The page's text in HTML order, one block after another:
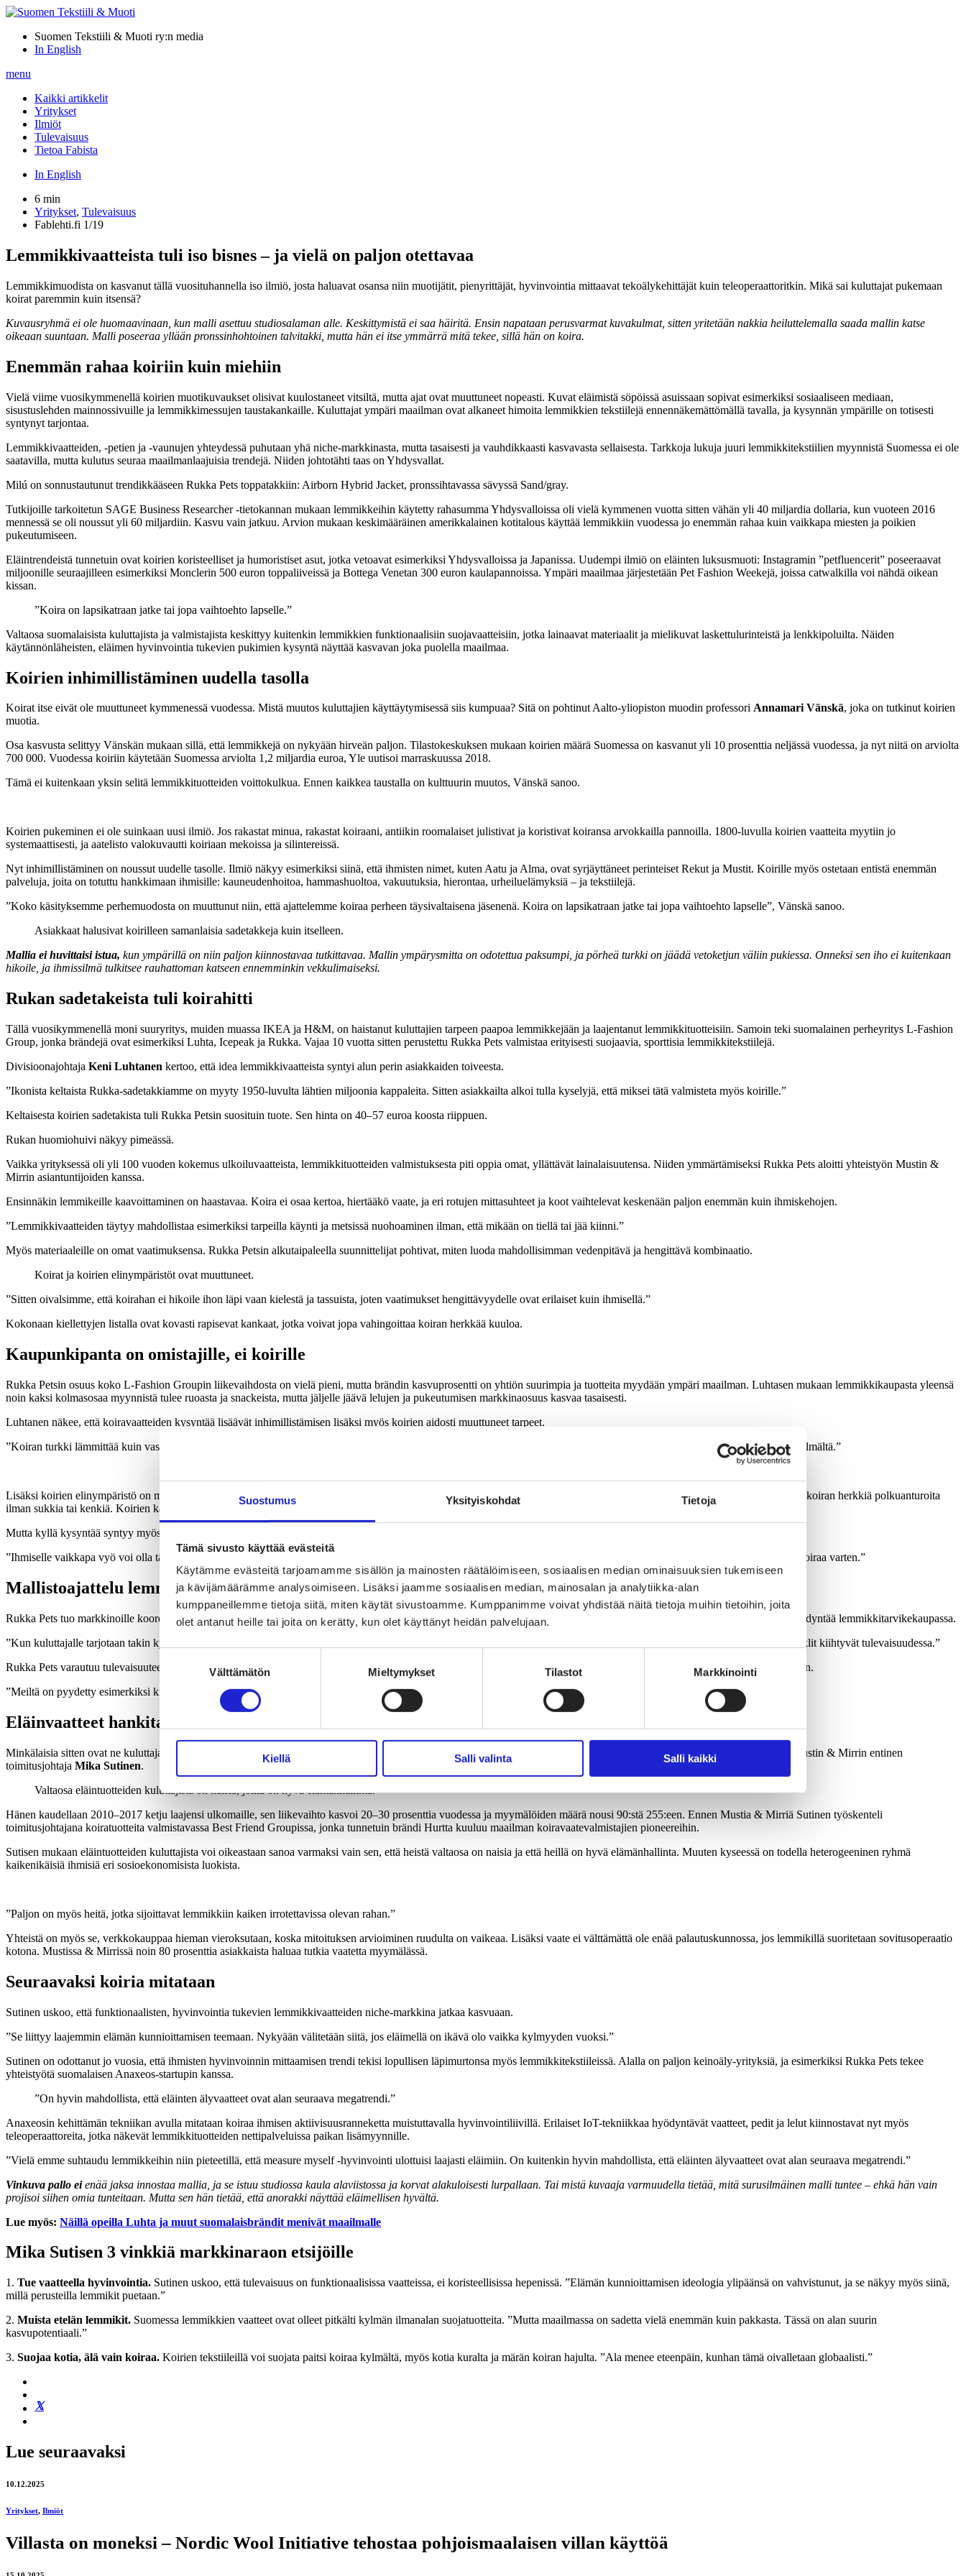
Suostumus Yksityiskohdat Tietoja
Tämä sivusto käyttää evästeitä
Käytämme evästeitä tarjoamamme sisällön ja mainosten räätälöimiseen, sosiaalisen median ominaisuuksien tukemiseen
ja kävijämäärämme analysoimiseen. Lisäksi jaamme sosiaalisen median, mainosalan ja analytiikka-alan
kumppaneillemme tietoja siitä, miten käytät sivustoamme. Kumppanimme voivat yhdistää näitä tietoja muihin tietoihin, joita
olet antanut heille tai joita on kerätty, kun olet käyttänyt heidän palvelujaan.
valinta
Välttämätön Mieltymykset Tilastot Markkinointi
Kiellä Salli valinta Salli kaikki
Suomen Tekstiili & Muoti ry:n media
In English
menu
Kaikki artikkelit
Yritykset
Ilmiöt
Tulevaisuus
Tietoa Fabista
In English
6 min
Yritykset, Tulevaisuus
Fablehti.fi 1/19
Lemmikkivaatteista tuli iso bisnes – ja vielä on paljon otettavaa
Lemmikkimuodista on kasvanut tällä vuosituhannella iso ilmiö, josta haluavat osansa niin muotijätit, pienyrittäjät, hyvinvointia mittaavat tekoälykehittäjät kuin teleoperaattoritkin. Mikä sai kuluttajat pukemaan
koirat paremmin kuin itsensä?
Kuvausryhmä ei ole huomaavinaan, kun malli asettuu studiosalaman alle. Keskittymistä ei saa häiritä. Ensin napataan perusvarmat kuvakulmat, sitten yritetään nakkia heiluttelemalla saada mallin katse
oikeaan suuntaan. Malli poseeraa yllään pronssinhohtoinen talvitakki, mutta hän ei itse ymmärrä mitä tekee, sillä hän on koira.
Enemmän rahaa koiriin kuin miehiin
Vielä viime vuosikymmenellä koirien muotikuvaukset olisivat kuulostaneet vitsiltä, mutta ajat ovat muuttuneet nopeasti. Kuvat eläimistä söpöissä asuissaan sopivat esimerkiksi sosiaaliseen mediaan,
sisustuslehden mainnossivuille ja lemmikkimessujen taustakankaille. Kuluttajat ympäri maailman ovat alkaneet himoita lemmikkien tekstiilejä ennennäkemättömällä tavalla, ja kysynnän ympärille on totisesti
syntynyt tarjontaa.
Lemmikkivaatteiden, -petien ja -vaunujen yhteydessä puhutaan yhä niche-markkinasta, mutta tasaisesti ja vauhdikkaasti kasvavasta sellaisesta. Tarkkoja lukuja juuri lemmikkitekstiilien myynnistä Suomessa ei ole
saatavilla, mutta kulutus seuraa maailmanlaajuisia trendejä. Niiden johtotähti taas on Yhdysvallat.
Milú on sonnustautunut trendikkääseen Rukka Pets toppatakkiin: Airborn Hybrid Jacket, pronssihtavassa sävyssä Sand/gray.
Tutkijoille tarkoitetun SAGE Business Researcher -tietokannan mukaan lemmikkeihin käytetty rahasumma Yhdysvalloissa oli vielä kymmenen vuotta sitten vähän yli 40 miljardia dollaria, kun vuoteen 2016
mennessä se oli noussut yli 60 miljardiin. Kasvu vain jatkuu. Arvion mukaan keskimääräinen amerikkalainen kotitalous käyttää lemmikkiin vuodessa jo enemmän rahaa kuin vaikkapa miesten ja poikien
pukeutumiseen.
Eläintrendeistä tunnetuin ovat koirien koristeelliset ja humoristiset asut, jotka vetoavat esimerkiksi Yhdysvalloissa ja Japanissa. Uudempi ilmiö on eläinten luksusmuoti: Instagramin ”petfluencerit” poseeraavat
miljoonille seuraajilleen esimerkiksi Monclerin 500 euron toppaliiveissä ja Bottega Venetan 300 euron kaulapannoissa. Ympäri maailmaa järjestetään Pet Fashion Weekejä, joissa catwalkilla voi nähdä oikean
kissan.
”Koira on lapsikatraan jatke tai jopa vaihtoehto lapselle.”
Valtaosa suomalaisista kuluttajista ja valmistajista keskittyy kuitenkin lemmikkien funktionaalisiin suojavaatteisiin, jotka lainaavat materiaalit ja mielikuvat laskettulurinteistä ja lenkkipoluilta. Näiden
käytännönläheisten, eläimen hyvinvointia tukevien pukimien kysyntä näyttää kasvavan joka puolella maailmaa.
Koirien inhimillistäminen uudella tasolla
Koirat itse eivät ole muuttuneet kymmenessä vuodessa. Mistä muutos kuluttajien käyttäytymisessä siis kumpuaa? Sitä on pohtinut Aalto-yliopiston muodin professori Annamari Vänskä, joka on tutkinut koirien
muotia.
Osa kasvusta selittyy Vänskän mukaan sillä, että lemmikkejä on nykyään hirveän paljon. Tilastokeskuksen mukaan koirien määrä Suomessa on kasvanut yli 10 prosenttia neljässä vuodessa, ja nyt niitä on arviolta
700 000. Vuodessa koiriin käytetään Suomessa arviolta 1,2 miljardia euroa, Yle uutisoi marraskuussa 2018.
Tämä ei kuitenkaan yksin selitä lemmikkituotteiden voittokulkua. Ennen kaikkea taustalla on kulttuurin muutos, Vänskä sanoo.
Koirien pukeminen ei ole suinkaan uusi ilmiö. Jos rakastat minua, rakastat koiraani, antiikin roomalaiset julistivat ja koristivat koiransa arvokkailla pannoilla. 1800-luvulla koirien vaatteita myytiin jo
systemaattisesti, ja aatelisto valokuvautti koiriaan mekoissa ja silintereissä.
Nyt inhimillistäminen on noussut uudelle tasolle. Ilmiö näkyy esimerkiksi siinä, että ihmisten nimet, kuten Aatu ja Alma, ovat syrjäyttäneet perinteiset Rekut ja Mustit. Koirille myös ostetaan entistä enemmän
palveluja, joita on totuttu hankkimaan ihmisille: kauneudenhoitoa, hammashuoltoa, vakuutuksia, hierontaa, urheiluelämyksiä – ja tekstiilejä.
”Koko käsityksemme perhemuodosta on muuttunut niin, että ajattelemme koiraa perheen täysivaltaisena jäsenenä. Koira on lapsikatraan jatke tai jopa vaihtoehto lapselle”, Vänskä sanoo.
Asiakkaat halusivat koirilleen samanlaisia sadetakkeja kuin itselleen.
Mallia ei huvittaisi istua, kun ympärillä on niin paljon kiinnostavaa tutkittavaa. Mallin ympärysmitta on odotettua paksumpi, ja pörheä turkki on jäädä vetoketjun väliin pukiessa. Onneksi sen iho ei kuitenkaan
hikoile, ja ihmissilmä tulkitsee rauhattoman katseen ennemminkin vekkulimaiseksi.
Rukan sadetakeista tuli koirahitti
Tällä vuosikymmenellä moni suuryritys, muiden muassa IKEA ja H&M, on haistanut kuluttajien tarpeen paapoa lemmikkejään ja laajentanut lemmikkituotteisiin. Samoin teki suomalainen perheyritys L-Fashion
Group, jonka brändejä ovat esimerkiksi Luhta, Icepeak ja Rukka. Vajaa 10 vuotta sitten perustettu Rukka Pets valmistaa erityisesti suojaavia, sporttisia lemmikkitekstiilejä.
Divisioonajohtaja Keni Luhtanen kertoo, että idea lemmikkivaatteista syntyi alun perin asiakkaiden toiveesta.
”Ikonista keltaista Rukka-sadetakkiamme on myyty 1950-luvulta lähtien miljoonia kappaleita. Sitten asiakkailta alkoi tulla kyselyjä, että miksei tätä valmisteta myös koirille.”
Keltaisesta koirien sadetakista tuli Rukka Petsin suosituin tuote. Sen hinta on 40–57 euroa koosta riippuen.
Rukan huomiohuivi näkyy pimeässä.
Vaikka yrityksessä oli yli 100 vuoden kokemus ulkoiluvaatteista, lemmikkituotteiden valmistuksesta piti oppia omat, yllättävät lainalaisuutensa. Niiden ymmärtämiseksi Rukka Pets aloitti yhteistyön Mustin &
Mirrin asiantuntijoiden kanssa.
Ensinnäkin lemmikeille kaavoittaminen on haastavaa. Koira ei osaa kertoa, hiertääkö vaate, ja eri rotujen mittasuhteet ja koot vaihtelevat keskenään paljon enemmän kuin ihmiskehojen.
”Lemmikkivaatteiden täytyy mahdollistaa esimerkiksi tarpeilla käynti ja metsissä nuohoaminen ilman, että mikään on tiellä tai jää kiinni.”
Myös materiaaleille on omat vaatimuksensa. Rukka Petsin alkutaipaleella suunnittelijat pohtivat, miten luoda mahdollisimman vedenpitävä ja hengittävä kombinaatio.
Koirat ja koirien elinympäristöt ovat muuttuneet.
”Sitten oivalsimme, että koirahan ei hikoile ihon läpi vaan kielestä ja tassuista, joten vaatimukset hengittävyydelle ovat erilaiset kuin ihmisellä.”
Kokonaan kiellettyjen listalla ovat kovasti rapisevat kankaat, jotka voivat jopa vahingoittaa koiran herkkää kuuloa.
Kaupunkipanta on omistajille, ei koirille
Rukka Petsin osuus koko L-Fashion Groupin liikevaihdosta on vielä pieni, mutta brändin kasvuprosentti on yhtiön suurimpia ja tuotteita myydään ympäri maailman. Luhtasen mukaan lemmikkikaupasta yleensä
noin kaksi kolmasosaa myynnistä tulee ruoasta ja snackeista, mutta jäljelle jäävä lelujen ja pukeutumisen markkinaosuus kasvaa tasaisesti.
Luhtanen näkee, että koiravaatteiden kysyntää lisäävät inhimillistämisen lisäksi myös koirien aidosti muuttuneet tarpeet.
”Koiran turkki lämmittää kuin vastaavanpaksuinen puuvillakangas. Yhä useampi kuluttaja on tietoinen siitä, että monen jalostetun rodun pohjavillaton turkki ei oikeasti suojaa kylmältä.”
Lisäksi koirien elinympäristö on muuttunut. Kaupunkilaiskoirien pitää näkyä liikenteessä pimeälläkin. Katujen pinnassa taas on suolaa ja erilaisia kemikaaleja, jotka vaurioittavat koiran herkkiä polkuanturoita
ilman sukkia tai kenkiä. Koirien kanssa myös harrastetaan uusia lajeja, kuten maastojuoksua, jossa tassut pitää suojata pikkukiviltä.
Mutta kyllä kysyntää syntyy myös siitä, että kuluttajat viestivät entistä enemmän omaa itseään koiran kautta.
”Ihmiselle vaikkapa vyö voi olla tärkeä imagovalinta. Samoin moni koiranomistaja laittaa pikkuisen eri pannan, kun mennään kaupungille tai metsään. Se tehdään omistajaa, ei koiraa varten.”
Mallistoajattelu lemmikkitarvikekauppaan
Rukka Pets tuo markkinoille koordinoituja kokonaisuuksia takeista kenkiin, välikerroksiin ja nauhatuotteisiin. Luhtasen mukaan tällaista mallistoajattelua ei vielä osata täysin hyödyntää lemmikkitarvikekaupassa.
”Kun kuluttajalle tarjotaan takin kylkeen siihen sopivat tossut ja kaulapanta, saadaan nostettua tuotteiden määrää kuitissa. Uskon, että mallistoajattelu korostuu ja eläinmuodin syklit kiihtyvät tulevaisuudessa.”
Rukka Pets varautuu tulevaisuuteen kuuntelemalla asiakkaiden palautetta herkällä korvalla. Sitä tulee paljon, koska lemmikki on perheenjäsen. Osa toiveista on melko erikoisiakin.
”Meiltä on pyydetty esimerkiksi kilpikonnan vaatteita ja kiveksenlämmittimiä metsästyskoirille.”
Eläinvaatteet hankitaan myymälästä
Minkälaisia sitten ovat ne kuluttajat, jotka haluavat satsata lemmikkien vaatteisiin? Tuskin kukaan tuntee suomalaisten lemmikinomistajien ostokäyttäytymistä yhtä hyvin kuin Mustin & Mirrin entinen
toimitusjohtaja Mika Sutinen.
Valtaosa eläintuotteiden kuluttajista on naisia, joilla on hyvä elämänhallinta.
Hänen kaudellaan 2010–2017 ketju laajensi ulkomaille, sen liikevaihto kasvoi 20–30 prosenttia vuodessa ja myymälöiden määrä nousi 90:stä 255:een. Ennen Mustia & Mirriä Sutinen työskenteli
toimitusjohtajana koiratuotteita valmistavassa Best Friend Groupissa, jonka tunnetuin brändi Hurtta kuuluu maailman koiravaatevalmistajien pioneereihin.
Sutisen mukaan eläintuotteiden kuluttajista voi oikeastaan sanoa varmaksi vain sen, että heistä valtaosa on naisia ja että heillä on hyvä elämänhallinta. Muuten kyseessä on todella heterogeeninen ryhmä
kaikenikäisiä ihmisiä eri sosioekonomisista luokista.
”Paljon on myös heitä, jotka sijoittavat lemmikkiin kaiken irrotettavissa olevan rahan.”
Yhteistä on myös se, verkkokauppaa hieman vieroksutaan, koska mitoituksen arvioiminen ruudulta on vaikeaa. Lisäksi vaate ei välttämättä ole enää palautuskunnossa, jos lemmikillä suoritetaan sovitusoperaatio
kotona. Mustissa & Mirrissä noin 80 prosenttia asiakkaista haluaa tutkia vaatetta myymälässä.
Seuraavaksi koiria mitataan
Sutinen uskoo, että funktionaalisten, hyvinvointia tukevien lemmikkivaatteiden niche-markkina jatkaa kasvuaan.
”Se liittyy laajemmin elämän kunnioittamisen teemaan. Nykyään välitetään siitä, jos eläimellä on ikävä olo vaikka kylmyyden vuoksi.”
Sutinen on odottanut jo vuosia, että ihmisten hyvinvoinnin mittaamisen trendi tekisi lopullisen läpimurtonsa myös lemmikkitekstiileissä. Alalla on paljon keinoäly-yrityksiä, ja esimerkiksi Rukka Pets tekee
yhteistyötä suomalaisen Anaxeos-startupin kanssa.
”On hyvin mahdollista, että eläinten älyvaatteet ovat alan seuraava megatrendi.”
Anaxeosin kehittämän tekniikan avulla mitataan koiraa ihmisen aktiivisuusranneketta muistuttavalla hyvinvointiliivillä. Erilaiset IoT-tekniikkaa hyödyntävät vaatteet, pedit ja lelut kiinnostavat nyt myös
teleoperaattoreita, jotka näkevät lemmikkituotteiden nettipalveluissa paikan lisämyynnille.
”Vielä emme suhtaudu lemmikkeihin niin pieteetillä, että measure myself -hyvinvointi ulottuisi laajasti eläimiin. On kuitenkin hyvin mahdollista, että eläinten älyvaatteet ovat alan seuraava megatrendi.”
Vinkuva pallo eienää jaksa innostaa mallia, ja se istuu studiossa kaula alaviistossa ja korvat alakuloisesti lurpallaan. Tai mistä kuvaaja varmuudella tietää, mitä surusilmäinen malli tuntee – ehkä hän vain
projisoi siihen omia tunteitaan. Mutta sen hän tietää, että anorakki näyttää eläimellisen hyvältä.
Lue myös: Näillä opeilla Luhta ja muut suomalaisbrändit menivät maailmalle
Mika Sutisen 3 vinkkiä markkinaraon etsijöille
1. Tue vaatteella hyvinvointia. Sutinen uskoo, että tulevaisuus on funktionaalisissa vaatteissa, ei koristeellisissa hepenissä. ”Elämän kunnioittamisen ideologia ylipäänsä on vahvistunut, ja se näkyy myös siinä,
millä perusteilla lemmikit puetaan.”
2. Muista etelän lemmikit. Suomessa lemmikkien vaatteet ovat olleet pitkälti kylmän ilmanalan suojatuotteita. ”Mutta maailmassa on sadetta vielä enemmän kuin pakkasta. Tässä on alan suurin
kasvupotentiaali.”
3. Suojaa kotia, älä vain koiraa. Koirien tekstiileillä voi suojata paitsi koiraa kylmältä, myös kotia kuralta ja märän koiran hajulta. ”Ala menee eteenpäin, kunhan tämä oivalletaan globaalisti.”
Lue seuraavaksi
10.12.2025
Yritykset, Ilmiöt
Villasta on moneksi – Nordic Wool Initiative tehostaa pohjoismaalaisen villan käyttöä